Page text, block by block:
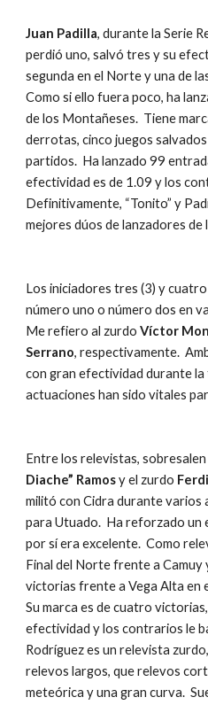
Juan Padilla, durante la Serie
perdió uno, salvó tres y su
segunda en el Norte y una de
Como si ello fuera poco, ha
de los Montañeses.  Tiene
derrotas, cinco juegos
partidos.  Ha lanzado 99
efectividad es de 1.09 y los
Definitivamente, “Tonito” y
mejores dúos de lanzadores de
Los iniciadores tres (3) y
número uno o número dos en
Me refiero al zurdo Víctor
Serrano, respectivamente.
con gran efectividad durante la
actuaciones han sido vitales
Entre los relevistas,
Diache” Ramos y el zurdo
militó con Cidra durante varios
para Utuado.  Ha reforzado un
por sí era excelente.  Como
Final del Norte frente a Camuy
victorias frente a Vega Alta en
Su marca es de cuatro
efectividad y los contrarios le
Rodríguez es un relevista
relevos largos, que relevos
meteórica y una gran curva.